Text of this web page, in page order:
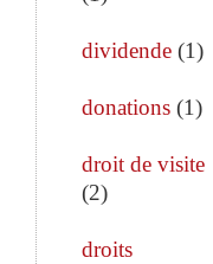
dividende (1)
donations (1)
droit de visite
(2)
droits